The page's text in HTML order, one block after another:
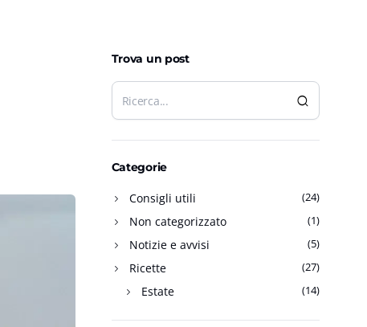
Trova un post
Categorie
Consigli utili (24)
Non categorizzato (1)
Notizie e avvisi (5)
Ricette (27)
Estate (14)